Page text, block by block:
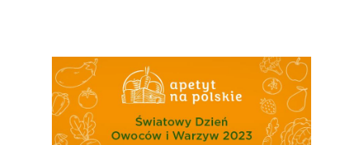
Super Moce
Good Move
Związek Zawodowy